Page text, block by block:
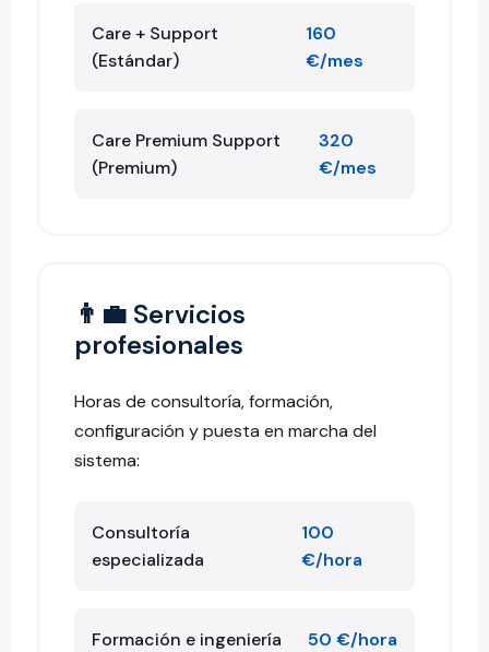
Care + Support
(Estándar)
160
€/mes
Care Premium Support
(Premium)
320
€/mes
👨‍💼 Servicios
profesionales
Horas de consultoría, formación,
configuración y puesta en marcha del
sistema:
Consultoría
especializada
100
€/hora
Formación e ingeniería 50 €/hora